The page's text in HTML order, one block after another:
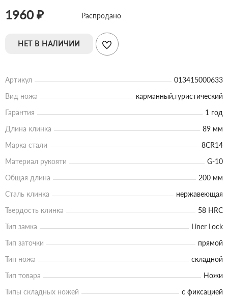
1960 ₽ Распродано
НЕТ В НАЛИЧИИ
Артикул
013415000633
Вид ножа
карманный,туристический
Гарантия
1 год
Длина клинка
89 мм
Марка стали
8CR14
Материал рукояти
G-10
Общая длина
200 мм
Сталь клинка
нержавеющая
Твердость клинка
58 HRC
Тип замка
Liner Lock
Тип заточки
прямой
Тип ножа
складной
Тип товара
Ножи
Типы складных ножей
с фиксацией